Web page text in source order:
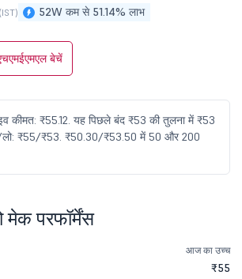
52W कम से 51.14% लाभ
बेचें
कीमत: ₹55.12. यह पिछले बंद ₹53 की तुलना में ₹53
लो: ₹55/₹53. ₹50.30/₹53.50 में 50 और 200
मेक परफॉर्मेंस
आज का उच्च
₹55